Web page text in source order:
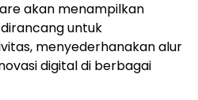
akan menampilkan
untuk
menyederhanakan alur
digital di berbagai